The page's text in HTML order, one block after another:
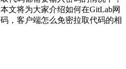
效率。
道自动执行代码扫描，确保每次
安全检查，减少了手动操作的繁
动化程度。
描工具支持多种编程语言和框
文将为大家介绍如何在GitLab网
，客户端怎么免密拉取代码的相